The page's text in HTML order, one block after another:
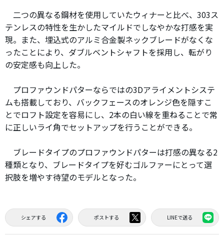
二つの異なる鋼材を使用していたウィナーと比べ、303ス
テンレスの特性を生かしたマイルドでしなやかな打感を実
現。また、埋込式のアルミ合金製ネックブレードがなくな
ったことにより、ダブルベントシャフトを採用し、転がり
の安定感も向上した。
プロファウンドパターならではの3Dアライメントシステ
ムも搭載しており、バックフェースのオレンジ色を隠すこ
とでロフト設定を容易にし、2本の白い線を重ねることで常
に正しいライ角でセットアップを行うことができる。
ブレードタイプのプロファウンドパターは打感の異なる2
種類となり、ブレードタイプを好むゴルファーにとって選
択肢を増やす待望のモデルとなった。
シェアする ポストする LINEで送る